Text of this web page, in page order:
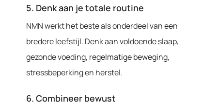
5. Denk aan je totale routine
NMN werkt het beste als onderdeel van een
bredere leefstijl. Denk aan voldoende slaap,
gezonde voeding, regelmatige beweging,
stressbeperking en herstel.
6. Combineer bewust